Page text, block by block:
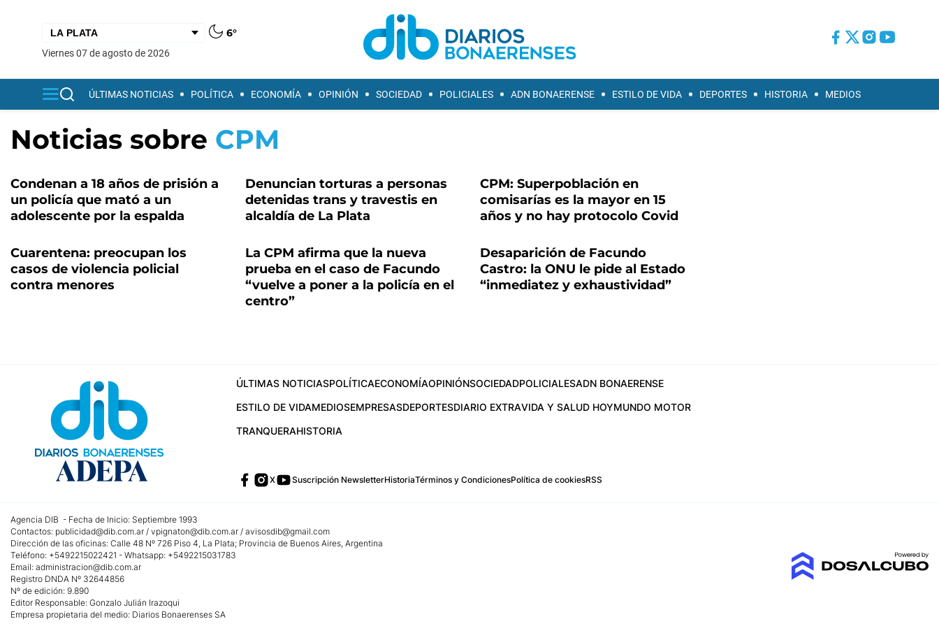
6°
viernes 07 de agosto de 2026
ÚLTIMAS NOTICIAS POLÍTICA ECONOMÍA OPINIÓN SOCIEDAD POLICIALES ADN BONAERENSE ESTILO DE VIDA DEPORTES HISTORIA MEDIOS
Noticias sobre CPM
Condenan a 18 años de prisión a
un policía que mató a un
adolescente por la espalda
Denuncian torturas a personas
detenidas trans y travestis en
alcaldía de La Plata
CPM: Superpoblación en
comisarías es la mayor en 15
años y no hay protocolo Covid
Cuarentena: preocupan los
casos de violencia policial
contra menores
La CPM afirma que la nueva
prueba en el caso de Facundo
“vuelve a poner a la policía en el
centro”
Desaparición de Facundo
Castro: la ONU le pide al Estado
“inmediatez y exhaustividad”
ÚLTIMAS NOTICIASPOLÍTICAECONOMÍAOPINIÓNSOCIEDADPOLICIALESADN BONAERENSE
ESTILO DE VIDAMEDIOSEMPRESASDEPORTESDIARIO EXTRAVIDA Y SALUD HOYMUNDO MOTOR
TRANQUERAHISTORIA
X Suscripción NewsletterHistoriaTérminos y CondicionesPolítica de cookiesRSS
Agencia DIB - Fecha de Inicio: Septiembre 1993
Contactos: publicidad@dib.com.ar / vpignaton@dib.com.ar / avisosdib@gmail.com
Dirección de las oficinas: Calle 48 Nº 726 Piso 4, La Plata; Provincia de Buenos Aires, Argentina
Teléfono: +5492215022421 - Whatsapp: +5492215031783
Email: administracion@dib.com.ar
Registro DNDA Nº 32644856
Nº de edición: 9.890
Editor Responsable: Gonzalo Julián Irazoqui
Empresa propietaria del medio: Diarios Bonaerenses SA